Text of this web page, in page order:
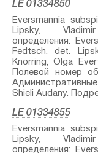
LE 01334850
Eversmannia
Lipsky,
определения:
Fedtsch.⁣ det.
Knorring, Olga
Полевой номер
Shieli Audany.
LE 01334855
Eversmannia
Lipsky,
определения: